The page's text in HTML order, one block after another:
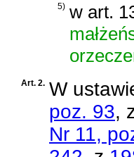
5) w art.
Art. 2. W
poz. 93,
Nr 11,